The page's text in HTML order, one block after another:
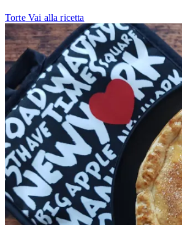
TorteVai alla ricetta